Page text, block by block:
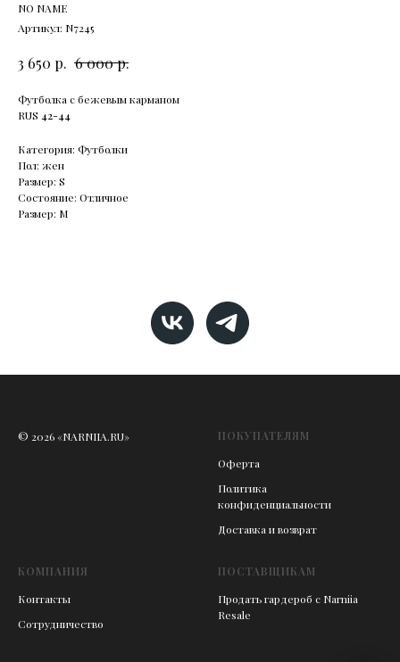
NO NAME
Артикул: N7245
3 650 р. 6 000р.
Футболка с бежевым карманом
RUS 42-44
Категория: Футболки
Пол: жен
Размер: S
Состояние: Отличное
Размер: М
© 2026 «NARNIIA.RU»
ПОКУПАТЕЛЯМ
Оферта
Политика
конфиденциальности
Доставка и возврат
КОМПАНИЯ
Контакты
Сотрудничество
ПОСТАВЩИКАМ
Продать гардероб с Narniia
Resale